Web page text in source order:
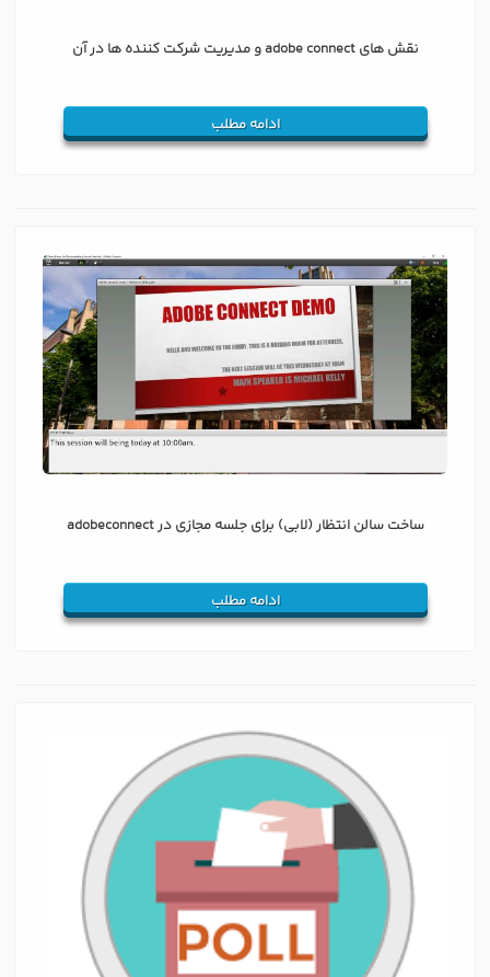
نقش های adobe connect و مدیریت شرکت كننده ها در آن
ادامه مطلب
ساخت سالن انتظار (لابی) برای جلسه مجازی در adobeconnect
ادامه مطلب